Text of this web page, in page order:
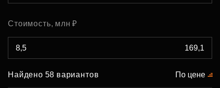
Стоимость, млн ₽
Найдено 58 вариантов По цене